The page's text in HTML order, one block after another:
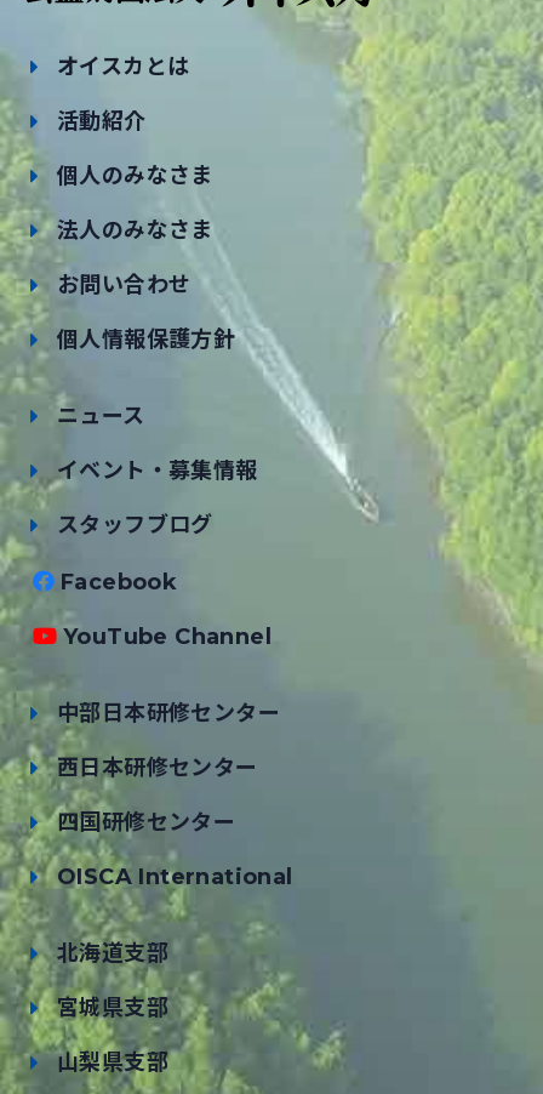
オイスカとは
活動紹介
個人のみなさま
法人のみなさま
お問い合わせ
個人情報保護方針
ニュース
イベント・募集情報
スタッフブログ
Facebook
YouTube Channel
中部日本研修センター
西日本研修センター
四国研修センター
OISCA International
北海道支部
宮城県支部
山梨県支部